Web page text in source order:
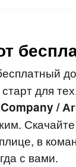
для
/
Скачайте
в
с вами.